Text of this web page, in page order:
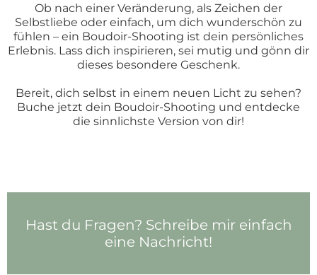
Ob nach einer Veränderung, als Zeichen der
Selbstliebe oder einfach, um dich wunderschön zu
fühlen – ein Boudoir-Shooting ist dein persönliches
Erlebnis. Lass dich inspirieren, sei mutig und gönn dir
dieses besondere Geschenk.
Bereit, dich selbst in einem neuen Licht zu sehen?
Buche jetzt dein Boudoir-Shooting und entdecke
die sinnlichste Version von dir!
Hast du Fragen? Schreibe mir einfach
eine Nachricht!